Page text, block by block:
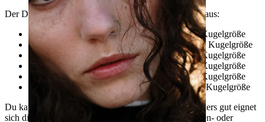
Der Durchmesser und die Kugelgröße sieht wie folgt aus:
2 mm Stabstärke/ 13 mm Durchmesser/ 5 mm Kugelgröße
2,4 mm Stabstärke/ 13 mm Durchmesser/ 6 mm Kugelgröße
3 mm Stabstärke/ 13 mm Durchmesser/ 6 mm Kugelgröße
4 mm Stabstärke/ 13 mm Durchmesser/ 8 mm Kugelgröße
5 mm Stabstärke/ 13 mm Durchmesser/ 8 mm Kugelgröße
6 mm Stabstärke/ 13 mm Durchmesser/ 10 mm Kugelgröße
Du kannst beide Kugeln seperat abschrauben. Besonders gut eignet
sich dieser Schmuck für Piercings wie das Brustwarzen- oder